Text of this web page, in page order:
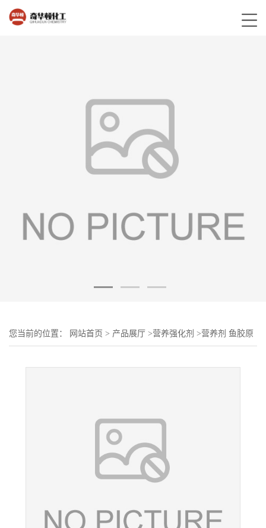
您当前的位置： 网站首页 > 产品展厅 >营养强化剂 >营养剂 鱼胶原